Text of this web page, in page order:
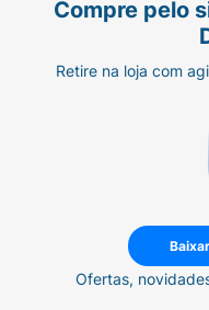
Compre pelo
Retire na loja com
Ofertas,